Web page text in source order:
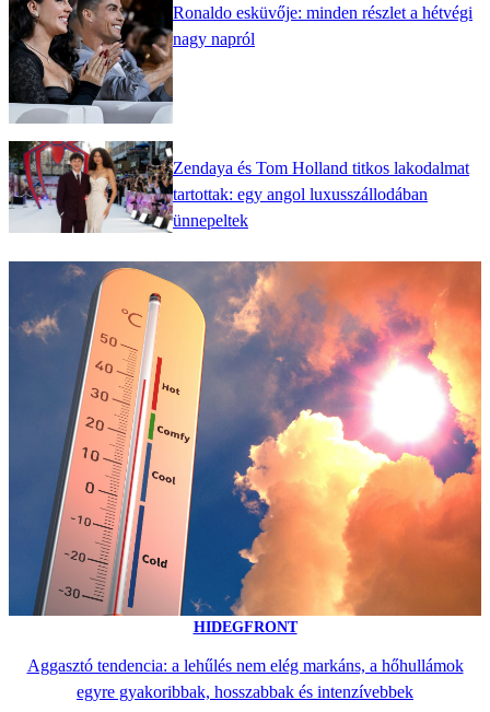
Ronaldo esküvője: minden részlet a hétvégi
nagy napról
Zendaya és Tom Holland titkos lakodalmat
tartottak: egy angol luxusszállodában
ünnepeltek
HIDEGFRONT
Aggasztó tendencia: a lehűlés nem elég markáns, a hőhullámok
egyre gyakoribbak, hosszabbak és intenzívebbek